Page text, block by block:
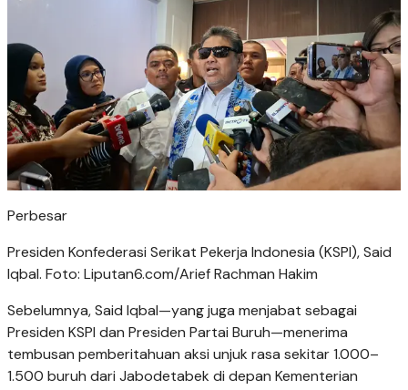
Perbesar
Presiden Konfederasi Serikat Pekerja Indonesia (KSPI), Said
Iqbal. Foto: Liputan6.com/Arief Rachman Hakim
Sebelumnya, Said Iqbal—yang juga menjabat sebagai
Presiden KSPI dan Presiden Partai Buruh—menerima
tembusan pemberitahuan aksi unjuk rasa sekitar 1.000–
1.500 buruh dari Jabodetabek di depan Kementerian